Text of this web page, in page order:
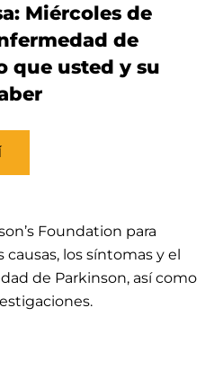
Miércoles de
de
que usted y su
Foundation para
causas, los síntomas y el
de Parkinson, así como